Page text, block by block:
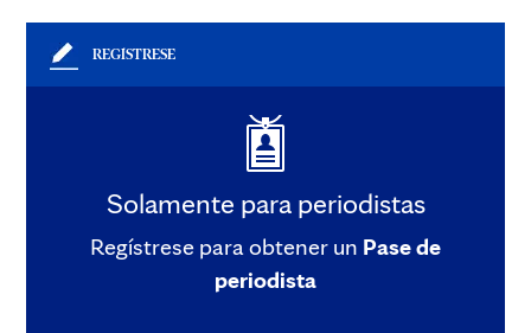
REGÍSTRESE
Solamente para periodistas
Regístrese para obtener un Pase de
periodista